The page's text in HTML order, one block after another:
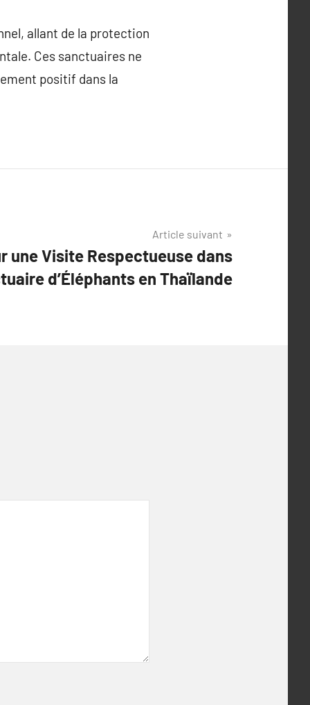
allant de la protection
Ces sanctuaires ne
positif dans la
Article suivant
une Visite Respectueuse dans
d’Éléphants en Thaïlande